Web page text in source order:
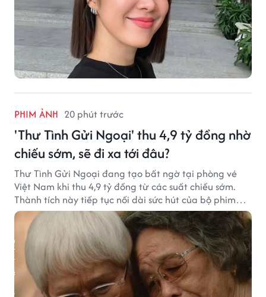
PHIM ẢNH 20 phút trước
'Thư Tình Gửi Ngoại' thu 4,9 tỷ đồng nhờ
chiếu sớm, sẽ đi xa tới đâu?
Thư Tình Gửi Ngoại đang tạo bất ngờ tại phòng vé
Việt Nam khi thu 4,9 tỷ đồng từ các suất chiếu sớm.
Thành tích này tiếp tục nối dài sức hút của bộ phim
từng gây sốt với doanh thu hơn 7.300 tỷ đồng ở nước
ngoài.